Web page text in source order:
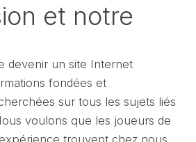
et notre
devenir un site Internet
fondées et
sur tous les sujets liés
voulons que les joueurs de